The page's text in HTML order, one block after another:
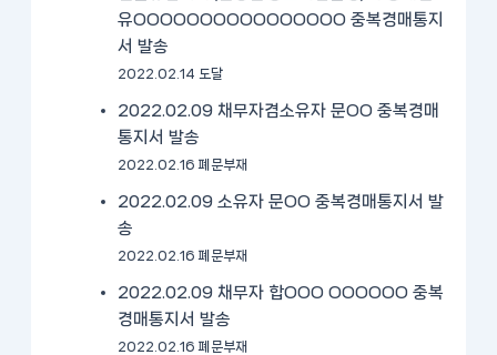
유OOOOOOOOOOOOOOOO 중복경매통지
서 발송
2022.02.14 도달
2022.02.09 채무자겸소유자 문OO 중복경매
통지서 발송
2022.02.16 폐문부재
2022.02.09 소유자 문OO 중복경매통지서 발
송
2022.02.16 폐문부재
2022.02.09 채무자 합OOO OOOOOO 중복
경매통지서 발송
2022.02.16 폐문부재